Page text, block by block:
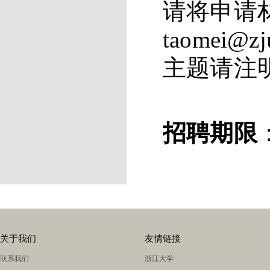
请将申请
主题请注
招聘期限
关于我们
联系我们
友情链接
浙江大学